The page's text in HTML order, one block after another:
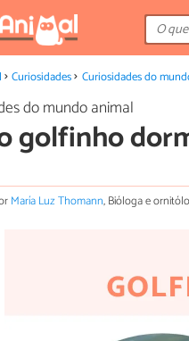
Curiosidades Curiosidades do
do mundo animal
golfinho
María Luz Thomann, Bióloga e